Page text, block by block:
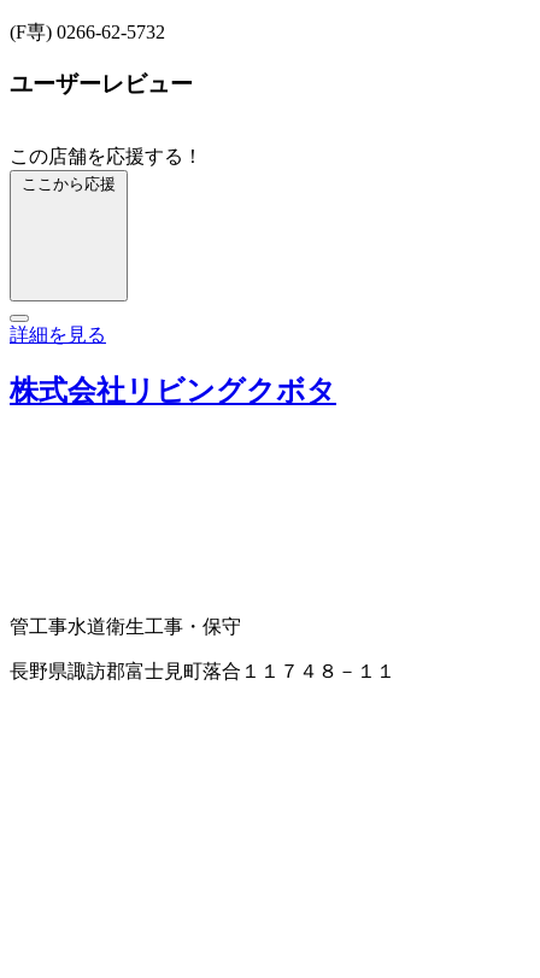
(F専) 0266-62-5732
ユーザーレビュー
この店舗を応援する！
ここから応援
詳細を見る
株式会社リビングクボタ
管工事水道衛生工事・保守
長野県諏訪郡富士見町落合１１７４８－１１